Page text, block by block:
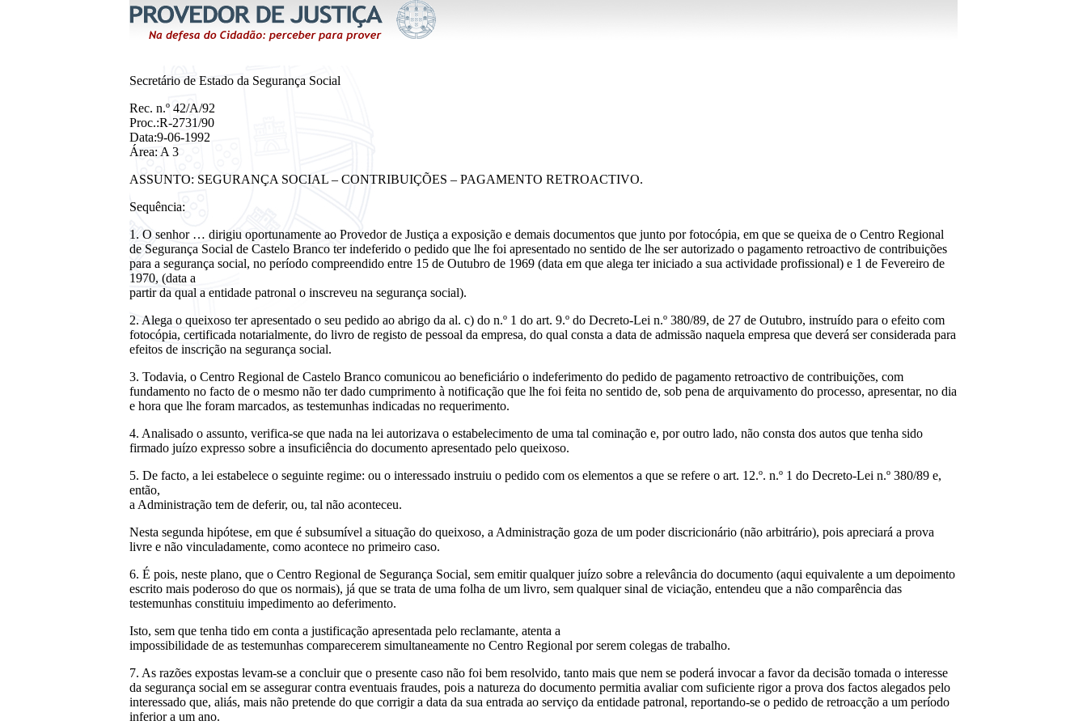
Secretário de Estado da Segurança Social
Rec. n.º 42/A/92
Proc.:R-2731/90
Data:9-06-1992
Área: A 3
ASSUNTO: SEGURANÇA SOCIAL – CONTRIBUIÇÕES – PAGAMENTO RETROACTIVO.
Sequência:
1. O senhor … dirigiu oportunamente ao Provedor de Justiça a exposição e demais documentos que junto por fotocópia, em que se queixa de o Centro Regional
de Segurança Social de Castelo Branco ter indeferido o pedido que lhe foi apresentado no sentido de lhe ser autorizado o pagamento retroactivo de contribuições
para a segurança social, no período compreendido entre 15 de Outubro de 1969 (data em que alega ter iniciado a sua actividade profissional) e 1 de Fevereiro de
1970, (data a
partir da qual a entidade patronal o inscreveu na segurança social).
2. Alega o queixoso ter apresentado o seu pedido ao abrigo da al. c) do n.º 1 do art. 9.º do Decreto-Lei n.º 380/89, de 27 de Outubro, instruído para o efeito com
fotocópia, certificada notarialmente, do livro de registo de pessoal da empresa, do qual consta a data de admissão naquela empresa que deverá ser considerada para
efeitos de inscrição na segurança social.
3. Todavia, o Centro Regional de Castelo Branco comunicou ao beneficiário o indeferimento do pedido de pagamento retroactivo de contribuições, com
fundamento no facto de o mesmo não ter dado cumprimento à notificação que lhe foi feita no sentido de, sob pena de arquivamento do processo, apresentar, no dia
e hora que lhe foram marcados, as testemunhas indicadas no requerimento.
4. Analisado o assunto, verifica-se que nada na lei autorizava o estabelecimento de uma tal cominação e, por outro lado, não consta dos autos que tenha sido
firmado juízo expresso sobre a insuficiência do documento apresentado pelo queixoso.
5. De facto, a lei estabelece o seguinte regime: ou o interessado instruiu o pedido com os elementos a que se refere o art. 12.º. n.º 1 do Decreto-Lei n.º 380/89 e,
então,
a Administração tem de deferir, ou, tal não aconteceu.
Nesta segunda hipótese, em que é subsumível a situação do queixoso, a Administração goza de um poder discricionário (não arbitrário), pois apreciará a prova
livre e não vinculadamente, como acontece no primeiro caso.
6. É pois, neste plano, que o Centro Regional de Segurança Social, sem emitir qualquer juízo sobre a relevância do documento (aqui equivalente a um depoimento
escrito mais poderoso do que os normais), já que se trata de uma folha de um livro, sem qualquer sinal de viciação, entendeu que a não comparência das
testemunhas constituiu impedimento ao deferimento.
Isto, sem que tenha tido em conta a justificação apresentada pelo reclamante, atenta a
impossibilidade de as testemunhas comparecerem simultaneamente no Centro Regional por serem colegas de trabalho.
7. As razões expostas levam-se a concluir que o presente caso não foi bem resolvido, tanto mais que nem se poderá invocar a favor da decisão tomada o interesse
da segurança social em se assegurar contra eventuais fraudes, pois a natureza do documento permitia avaliar com suficiente rigor a prova dos factos alegados pelo
interessado que, aliás, mais não pretende do que corrigir a data da sua entrada ao serviço da entidade patronal, reportando-se o pedido de retroacção a um período
inferior a um ano.